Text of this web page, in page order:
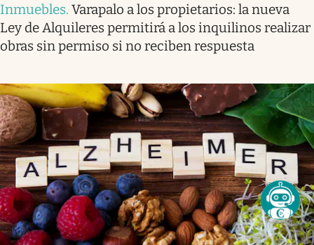
Inmuebles. Varapalo a los propietarios: la nueva
Ley de Alquileres permitirá a los inquilinos realizar
obras sin permiso si no reciben respuesta